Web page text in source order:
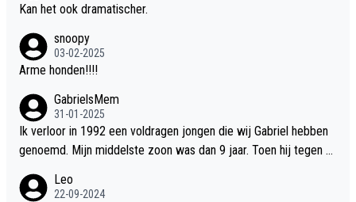
Kan het ook dramatischer.
snoopy
03-02-2025
Arme honden!!!!
GabrielsMem
31-01-2025
Ik verloor in 1992 een voldragen jongen die wij Gabriel hebben
genoemd. Mijn middelste zoon was dan 9 jaar. Toen hij tegen d
verteld in Groningen. Ik gun Anouk en Douwe Bob hun rouw verd
Leo
22-09-2024